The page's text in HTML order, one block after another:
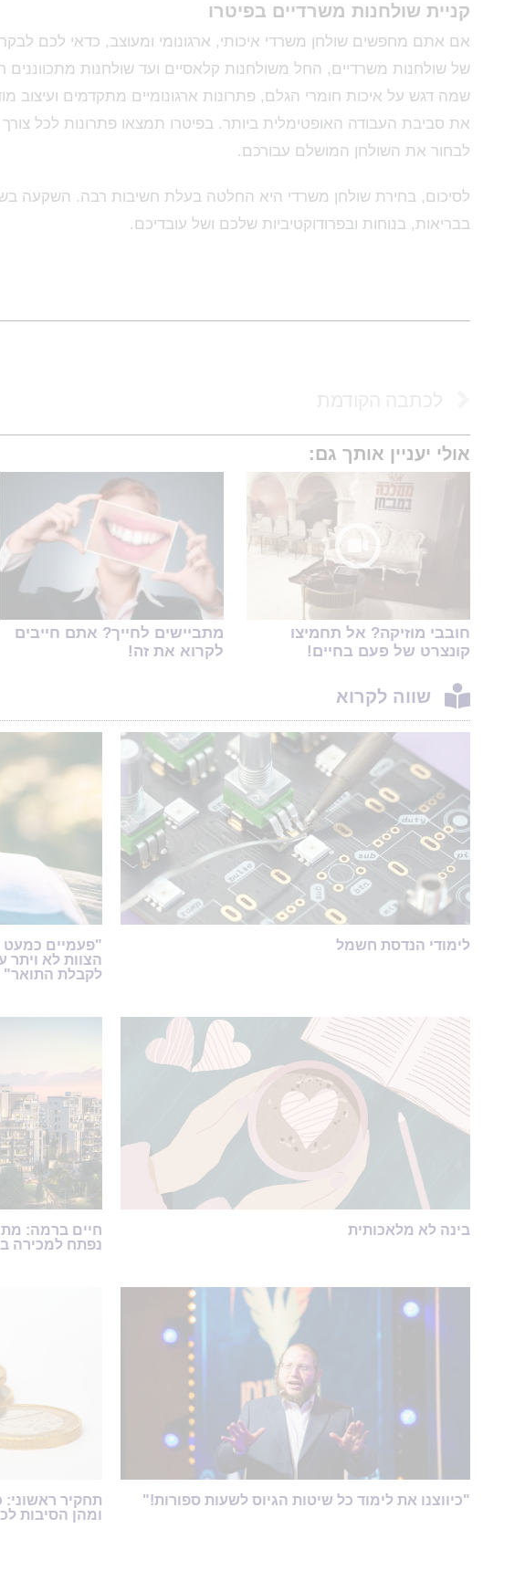
קניית שולחנות משרדיים בפיטרו
אם אתם מחפשים שולחן משרדי איכותי, ארגונומי ומעוצב, כדאי לכם
של שולחנות משרדיים, החל משולחנות קלאסיים ועד שולחנות מתכווננים
שמה דגש על איכות חומרי הגלם, פתרונות ארגונומיים מתקדמים ועיצוב
את סביבת העבודה האופטימלית ביותר. בפיטרו תמצאו פתרונות לכל צורך
לבחור את השולחן המושלם עבורכם.
לסיכום, בחירת שולחן משרדי היא החלטה בעלת חשיבות רבה. השקעה
בבריאות, בנוחות ובפרודוקטיביות שלכם ושל עובדיכם.
אולי יעניין אותך גם:
חובבי מוזיקה? אל תחמיצו
קונצרט של פעם בחיים!
מתביישים לחייך? אתם חייבים
לקרוא את זה!
שווה לקרוא
לימודי הנדסת חשמל
"פעמיים כמעט
הצוות לא ויתר
לקבלת התואר"
בינה לא מלאכותית
חיים ברמה:
נפתח למכירה
"כיווצנו את לימוד כל שיטות הגיוס לשעות ספורות!"
תחקיר
ומהן הסיבות